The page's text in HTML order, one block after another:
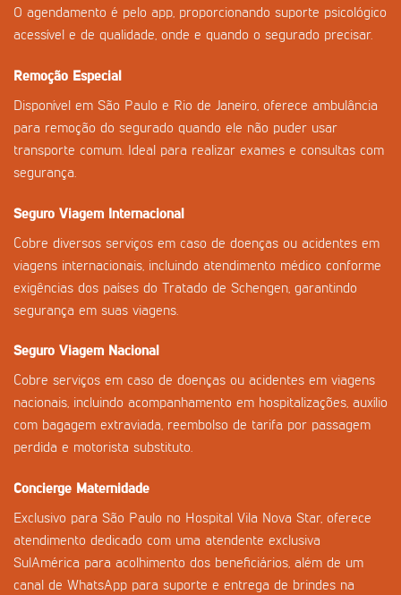
O agendamento é pelo app, proporcionando suporte psicológico
acessível e de qualidade, onde e quando o segurado precisar.
Remoção Especial
Disponível em São Paulo e Rio de Janeiro, oferece ambulância
para remoção do segurado quando ele não puder usar
transporte comum. Ideal para realizar exames e consultas com
segurança.
Seguro Viagem Internacional
Cobre diversos serviços em caso de doenças ou acidentes em
viagens internacionais, incluindo atendimento médico conforme
exigências dos países do Tratado de Schengen, garantindo
segurança em suas viagens.
Seguro Viagem Nacional
Cobre serviços em caso de doenças ou acidentes em viagens
nacionais, incluindo acompanhamento em hospitalizações, auxílio
com bagagem extraviada, reembolso de tarifa por passagem
perdida e motorista substituto.
Concierge Maternidade
Exclusivo para São Paulo no Hospital Vila Nova Star, oferece
atendimento dedicado com uma atendente exclusiva
SulAmérica para acolhimento dos beneficiários, além de um
canal de WhatsApp para suporte e entrega de brindes na